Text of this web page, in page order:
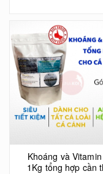
Khoáng và
1Kg tổng hợp cần